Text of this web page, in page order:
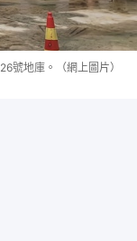
號地庫。（網上圖片）